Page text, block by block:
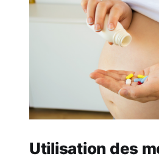
Utilisation des